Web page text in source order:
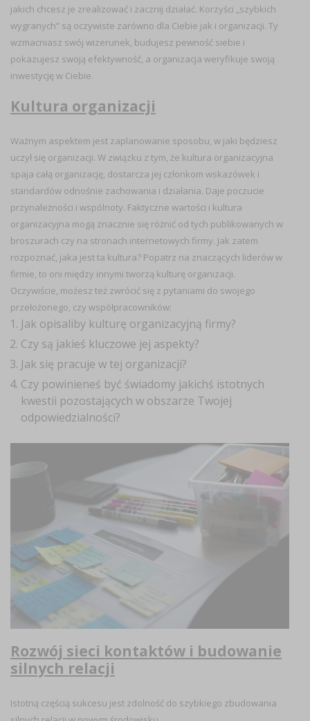
jakich chcesz je zrealizować i zacznij działać. Korzyści „szybkich
wygranych” są oczywiste zarówno dla Ciebie jak i organizacji. Ty
wzmacniasz swój wizerunek, budujesz pewność siebie i
pokazujesz swoją efektywność, a organizacja weryfikuje swoją
inwestycję w Ciebie.
Kultura organizacji
Ważnym aspektem jest zaplanowanie sposobu, w jaki będziesz
uczył się organizacji. W związku z tym, że kultura organizacyjna
spaja całą organizację, dostarcza jej członkom wskazówek i
standardów odnośnie zachowania i działania. Daje poczucie
przynależności i wspólnoty. Faktyczne wartości i kultura
organizacyjna mogą znacznie się różnić od tych publikowanych w
broszurach czy na stronach internetowych firmy. Jak zatem
rozpoznać, jaka jest ta kultura? Popatrz na znaczących liderów w
firmie, to oni między innymi tworzą kulturę organizacji.
Oczywiście, możesz też zwrócić się z pytaniami do swojego
przełożonego, czy współpracowników:
Jak opisaliby kulturę organizacyjną firmy?
Czy są jakieś kluczowe jej aspekty?
Jak się pracuje w tej organizacji?
Czy powinieneś być świadomy jakichś istotnych
kwestii pozostających w obszarze Twojej
odpowiedzialności?
Rozwój sieci kontaktów i budowanie
silnych relacji
Istotną częścią sukcesu jest zdolność do szybkiego zbudowania